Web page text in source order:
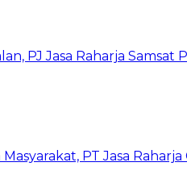
PJ Jasa Raharja
PT Jasa